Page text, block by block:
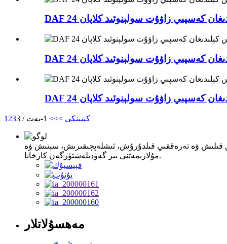
1 23 كېيىنكى >>> 1-بەت / 3
ئاپتوموبىل زاپچاسلىرىنى تەتقىق قىلىش ۋە تەرەققىي قىلدۇرۇش، ئىشلەپچىقىرىش، سېتىش ۋە
مۇلازىمەتنى بىر گەۋدىلەشتۈرگەن كارخانا.
مەھسۇلاتلار